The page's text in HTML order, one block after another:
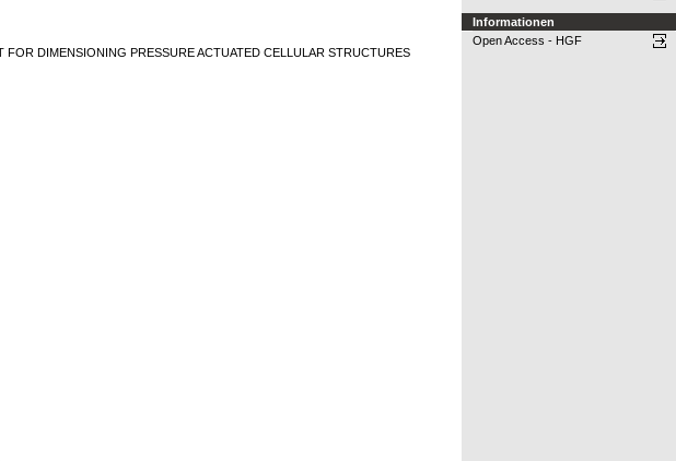
FOR DIMENSIONING PRESSURE ACTUATED CELLULAR STRUCTURES
Informationen
Open Access - HGF